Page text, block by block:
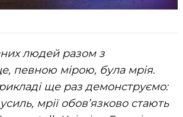
людей разом з
певною мірою, була мрія.
ще раз демонструємо:
мрії обов’язково стають